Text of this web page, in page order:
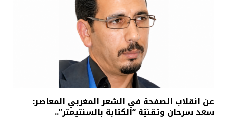
عن انقلاب الصفحة في الشعر المغربي المعاصر:
سعد سرحان وتقنيّة “الكتابة بالسنتيمتر”..